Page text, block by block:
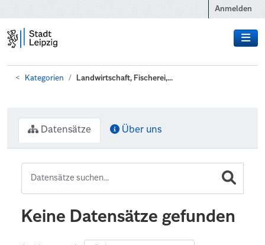
Anmelden
Kategorien Landwirtschaft, Fischerei,...
Datensätze Über uns
Keine Datensätze gefunden